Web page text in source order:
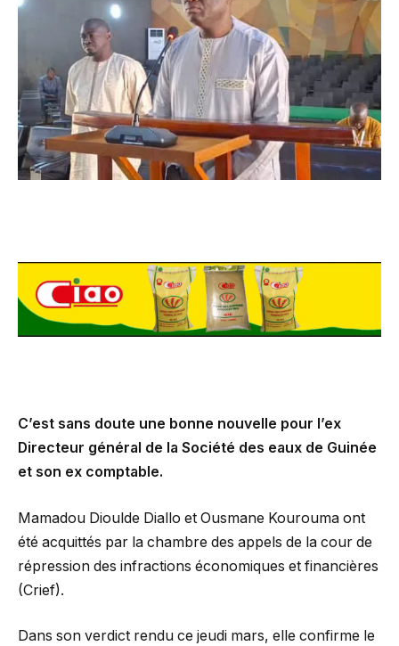
C’est sans doute une bonne nouvelle pour l’ex
Directeur général de la Société des eaux de Guinée
et son ex comptable.
Mamadou Dioulde Diallo et Ousmane Kourouma ont
été acquittés par la chambre des appels de la cour de
répression des infractions économiques et financières
(Crief).
Dans son verdict rendu ce jeudi mars, elle confirme le